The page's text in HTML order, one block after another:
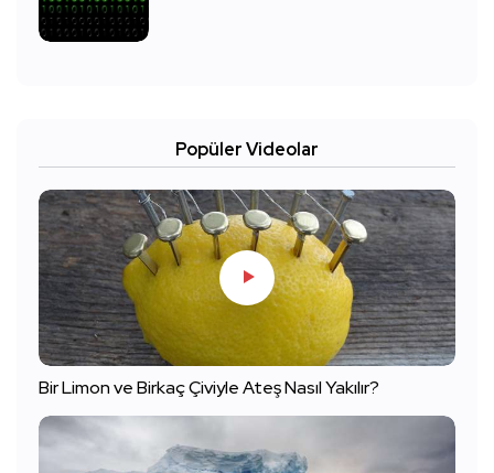
Popüler Videolar
Bir Limon ve Birkaç Çiviyle Ateş Nasıl Yakılır?